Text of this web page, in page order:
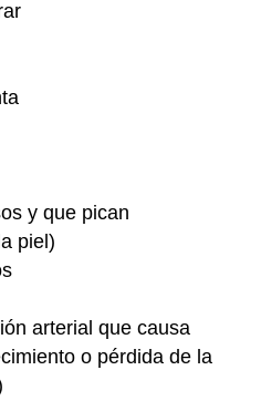
y que pican
piel)
arterial que causa
o pérdida de la